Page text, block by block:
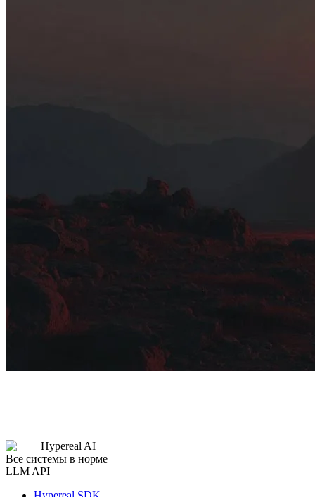
Hypereal AI
Все системы в норме
LLM API